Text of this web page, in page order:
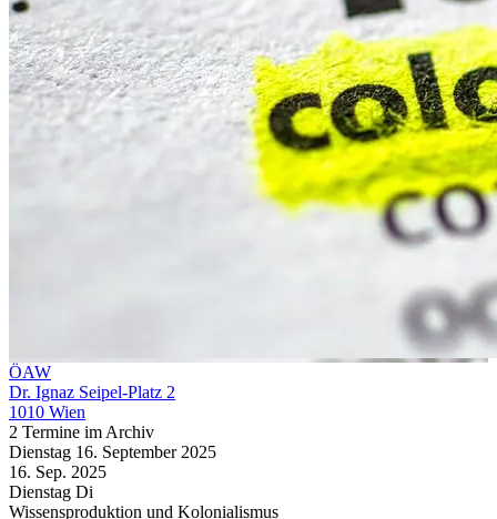
ÖAW
Dr. Ignaz Seipel-Platz 2
1010 Wien
2 Termine im Archiv
Dienstag 16. September 2025
16. Sep. 2025
Dienstag Di
Wissensproduktion und Kolonialismus